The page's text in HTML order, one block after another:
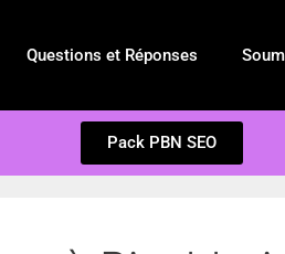
Questions et Réponses
Pack PBN SEO